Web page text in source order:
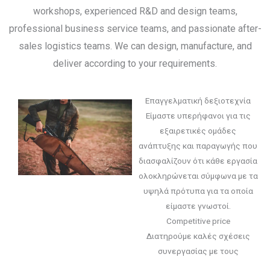
workshops, experienced R&D and design teams,
professional business service teams, and passionate after-
sales logistics teams. We can design, manufacture, and
deliver according to your requirements.
Επαγγελματική δεξιοτεχνία
Είμαστε υπερήφανοι για τις
εξαιρετικές ομάδες
ανάπτυξης και παραγωγής που
διασφαλίζουν ότι κάθε εργασία
ολοκληρώνεται σύμφωνα με τα
υψηλά πρότυπα για τα οποία
είμαστε γνωστοί.
Competitive price
Διατηρούμε καλές σχέσεις
συνεργασίας με τους